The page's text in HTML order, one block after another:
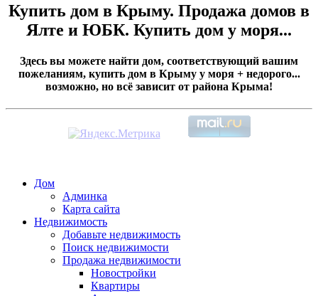
Купить дом в Крыму. Продажа домов в
Ялте и ЮБК. Купить дом у моря...
Здесь вы можете найти дом, соответствующий вашим
пожеланиям, купить дом в Крыму у моря + недорого...
возможно, но всё зависит от района Крыма!
Дом
Админка
Карта сайта
Недвижимость
Добавьте недвижимость
Поиск недвижимости
Продажа недвижимости
Новостройки
Квартиры